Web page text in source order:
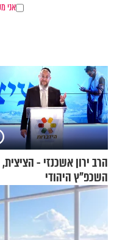
אני
הרב ירון אשכנזי - הציצית,
השכפ"ץ היהודי